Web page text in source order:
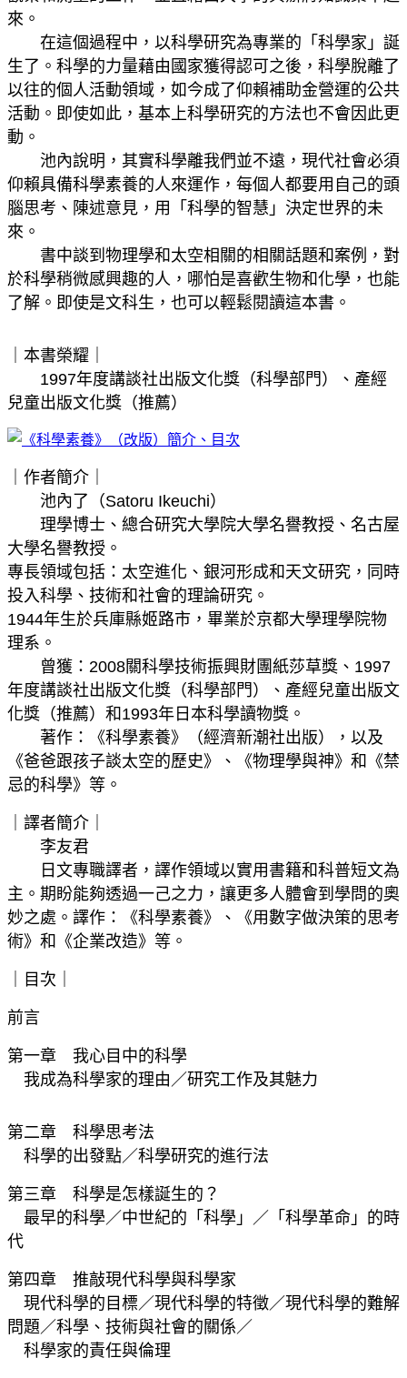
來。
在這個過程中，以科學研究為專業的「科學家」誕
生了。科學的力量藉由國家獲得認可之後，科學脫離了
以往的個人活動領域，如今成了仰賴補助金營運的公共
活動。即使如此，基本上科學研究的方法也不會因此更
動。
池內說明，其實科學離我們並不遠，現代社會必須
仰賴具備科學素養的人來運作，每個人都要用自己的頭
腦思考、陳述意見，用「科學的智慧」決定世界的未
來。
書中談到物理學和太空相關的相關話題和案例，對
於科學稍微感興趣的人，哪怕是喜歡生物和化學，也能
了解。即使是文科生，也可以輕鬆閱讀這本書。
｜本書榮耀｜
1997年度講談社出版文化獎（科學部門）、產經
兒童出版文化獎（推薦）
｜作者簡介｜
池內了（Satoru Ikeuchi）
理學博士、總合研究大學院大學名譽教授、名古屋
大學名譽教授。
專長領域包括：太空進化、銀河形成和天文研究，同時
投入科學、技術和社會的理論研究。
1944年生於兵庫縣姬路市，畢業於京都大學理學院物
理系。
曾獲：2008關科學技術振興財團紙莎草獎、1997
年度講談社出版文化獎（科學部門）、產經兒童出版文
化獎（推薦）和1993年日本科學讀物獎。
著作：《科學素養》（經濟新潮社出版），以及
《爸爸跟孩子談太空的歷史》、《物理學與神》和《禁
忌的科學》等。
｜譯者簡介｜
李友君
日文專職譯者，譯作領域以實用書籍和科普短文為
主。期盼能夠透過一己之力，讓更多人體會到學問的奧
妙之處。譯作：《科學素養》、《用數字做決策的思考
術》和《企業改造》等。
｜目次｜
前言
第一章 我心目中的科學
我成為科學家的理由／研究工作及其魅力
第二章 科學思考法
科學的出發點／科學研究的進行法
第三章 科學是怎樣誕生的？
最早的科學／中世紀的「科學」／「科學革命」的時
代
第四章 推敲現代科學與科學家
現代科學的目標／現代科學的特徵／現代科學的難解
問題／科學、技術與社會的關係／
科學家的責任與倫理